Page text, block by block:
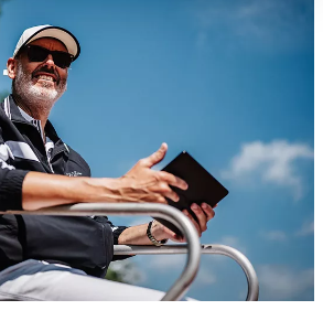
fest.
um Inhalte und Anzeigen zu
für soziale Medien anbieten
auf unsere Website zu
geben wir Informationen zu Ihrer
Website an unsere Partner für
und Analysen weiter. Unsere
Informationen möglicherweise mit
die Sie ihnen bereitgestellt
im Rahmen Ihrer Nutzung der Dienste